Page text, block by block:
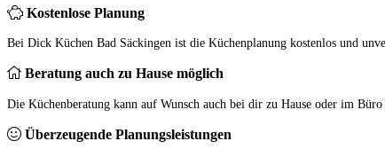
Kostenlose Planung
Bei Dick Küchen Bad Säckingen ist die Küchenplanung kostenlos und
Beratung auch zu Hause möglich
Die Küchenberatung kann auf Wunsch auch bei dir zu Hause oder im Büro
Überzeugende Planungsleistungen